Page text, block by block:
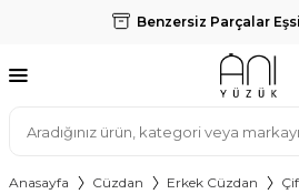
Benzersiz Parçalar
Anasayfa Cüzdan Erkek Cüzdan